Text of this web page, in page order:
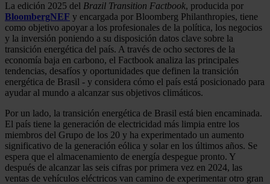
La edición 2025 del Brazil Transition Factbook, producida por
BloombergNEF y encargada por Bloomberg Philanthropies, tiene
como objetivo apoyar a los profesionales de la política, los negocios
y la inversión poniendo a su disposición datos clave sobre la
transición energética del país. A través de ocho sectores de la
economía baja en carbono, el Factbook analiza las principales
tendencias, desafíos y oportunidades que definen la transición
energética de Brasil - y considera cómo el país está posicionado para
ayudar al mundo a alcanzar sus objetivos climáticos.
Por un lado, la transición energética de Brasil está bien encaminada.
El país tiene la generación de electricidad más limpia entre los
miembros del Grupo de los 20 y ha experimentado un aumento
significativo de la generación eólica y solar en los últimos años. Se
espera que el almacenamiento de energía despegue pronto. Y
después de alcanzar las seis cifras por primera vez en 2024, las
ventas de vehículos eléctricos van camino de experimentar otro gran